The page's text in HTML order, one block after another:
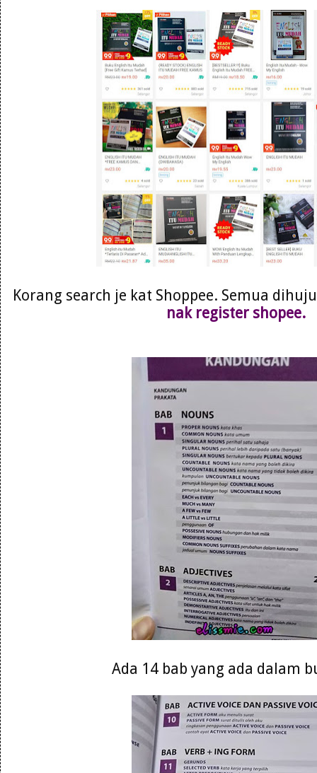
Korang search je kat Shoppee. Semua
nak register shopee.
Ada 14 bab yang ada dalam